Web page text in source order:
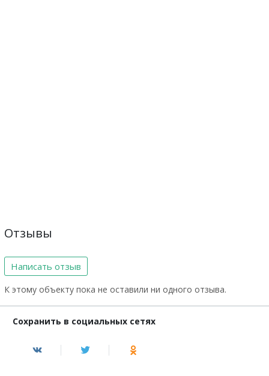
Отзывы
Написать отзыв
К этому объекту пока не оставили ни одного отзыва.
Сохранить в социальных сетях